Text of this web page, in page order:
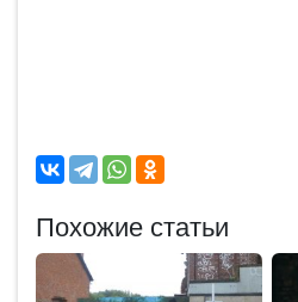
Похожие статьи